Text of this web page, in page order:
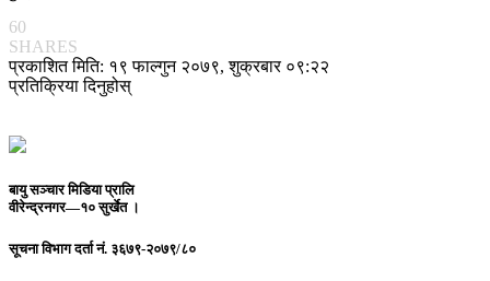
60
SHARES
प्रकाशित मिति: १९ फाल्गुन २०७९, शुक्रबार ०९:२२
प्रतिक्रिया दिनुहोस्
बायु सञ्चार मिडिया प्रालि
वीरेन्द्रनगर—१० सुर्खेत ।
सूचना विभाग दर्ता नं. ३६७९-२०७९/८०